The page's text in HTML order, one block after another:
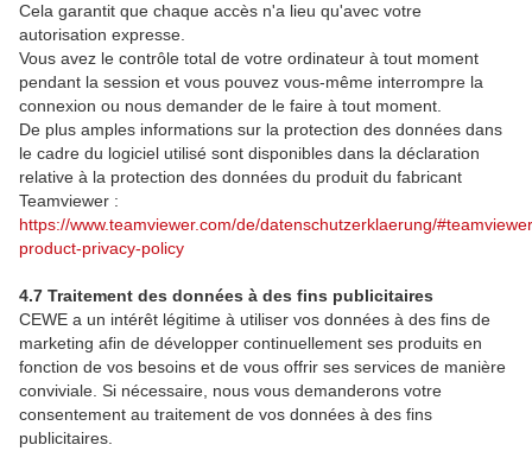
Cela garantit que chaque accès n'a lieu qu'avec votre
autorisation expresse.
Vous avez le contrôle total de votre ordinateur à tout moment
pendant la session et vous pouvez vous-même interrompre la
connexion ou nous demander de le faire à tout moment.
De plus amples informations sur la protection des données dans
le cadre du logiciel utilisé sont disponibles dans la déclaration
relative à la protection des données du produit du fabricant
Teamviewer :
https://www.teamviewer.com/de/datenschutzerklaerung/
product-privacy-policy
4.7 Traitement des données à des fins publicitaires
CEWE a un intérêt légitime à utiliser vos données à des fins de
marketing afin de développer continuellement ses produits en
fonction de vos besoins et de vous offrir ses services de manière
conviviale. Si nécessaire, nous vous demanderons votre
consentement au traitement de vos données à des fins
publicitaires.